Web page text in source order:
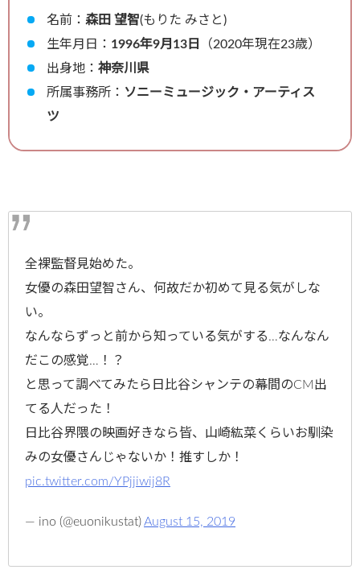
名前： 森田 望智(もりた みさと)
生年月日： 1996年9月13日
（2020年現在23歳）
出身地： 神奈川県
所属事務所： ソニーミュージック・アーティス
ツ
全裸監督見始めた。
女優の森田望智さん、何故だか初めて見る気がしな
い。
なんならずっと前から知っている気がする…なんなん
だこの感覚…！？
と思って調べてみたら日比谷シャンテの幕間のCM出
てる人だった！
日比谷界隈の映画好きなら皆、山崎紘菜くらいお馴染
みの女優さんじゃないか！推すしか！
pic.twitter.com/YPjjiwij8R
— ino (@euonikustat)August 15, 2019